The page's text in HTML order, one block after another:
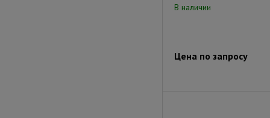
В наличии
Цена по запросу